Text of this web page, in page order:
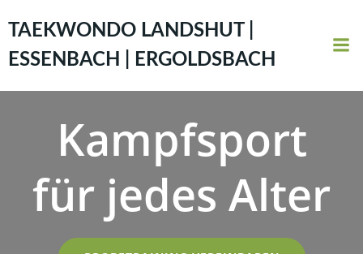
Inhalt
springen
TAEKWONDO LANDSHUT |
ESSENBACH | ERGOLDSBACH
Kampfsport
für jedes Alter